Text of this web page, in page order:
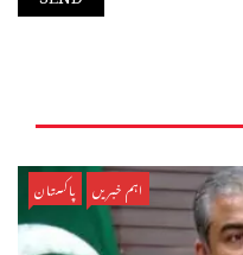
اہم خبریں پاکستان